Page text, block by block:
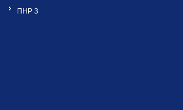
ПНР 3